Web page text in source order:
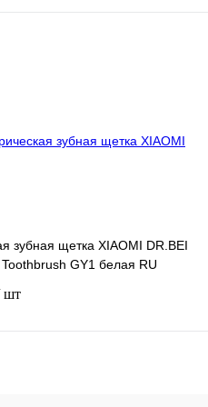
зубная щетка XIAOMI DR.BEI
GY1 белая RU
шт